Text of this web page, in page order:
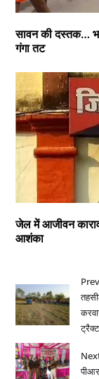
सावन की दस्तक…
गंगा तट
जेल में आजीवन
आशंका